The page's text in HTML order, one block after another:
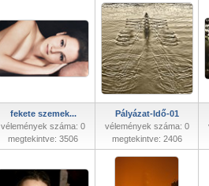
fekete szemek...
vélemények száma: 0
megtekintve: 3506
Pályázat-Idő-01
vélemények száma: 0
megtekintve: 2406